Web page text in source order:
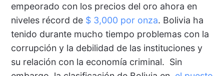
empeorado con los precios del oro ahora en
niveles récord de $ 3,000 por onza. Bolivia ha
tenido durante mucho tiempo problemas con la
corrupción y la debilidad de las instituciones y
su relación con la economía criminal. Sin